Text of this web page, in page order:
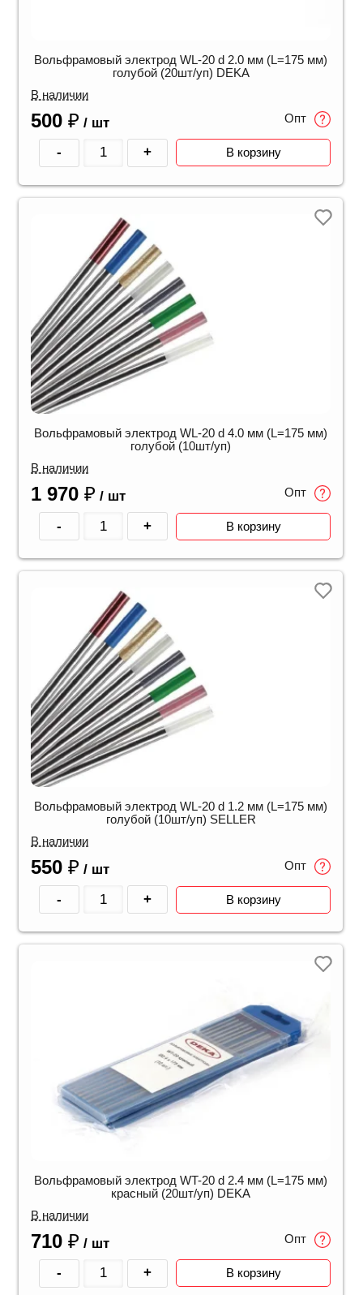
Вольфрамовый электрод WL-20 d 2.0 мм (L=175 мм)
голубой (20шт/уп) DEKA
В наличии
500 ₽ / шт Опт
- + В корзину
Вольфрамовый электрод WL-20 d 4.0 мм (L=175 мм)
голубой (10шт/уп)
В наличии
1 970 ₽ / шт Опт
- + В корзину
Вольфрамовый электрод WL-20 d 1.2 мм (L=175 мм)
голубой (10шт/уп) SELLER
В наличии
550 ₽ / шт Опт
- + В корзину
Вольфрамовый электрод WT-20 d 2.4 мм (L=175 мм)
красный (20шт/уп) DEKA
В наличии
710 ₽ / шт Опт
- + В корзину